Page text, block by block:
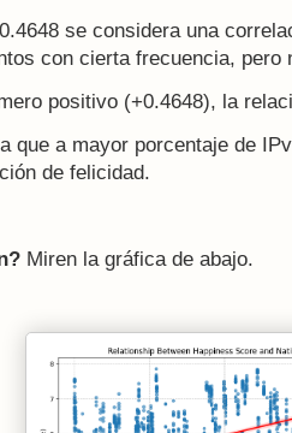
se considera una
con cierta frecuencia, pero
positivo (+0.4648), la
que a mayor porcentaje de
de felicidad.
Miren la gráfica de abajo.